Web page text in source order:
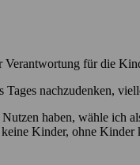
für die
nachzudenken,
haben, wähle ich
Kinder, ohne